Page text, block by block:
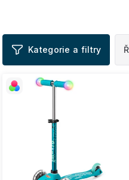
ý
p
i
s